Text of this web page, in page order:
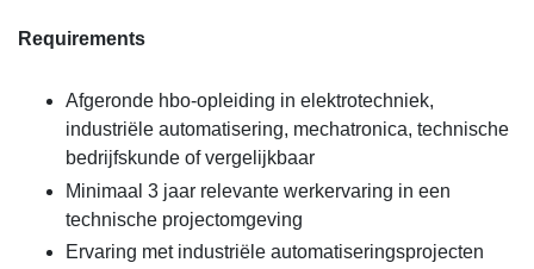
Requirements
Afgeronde hbo-opleiding in elektrotechniek,
industriële automatisering, mechatronica, technische
bedrijfskunde of vergelijkbaar
Minimaal 3 jaar relevante werkervaring in een
technische projectomgeving
Ervaring met industriële automatiseringsprojecten